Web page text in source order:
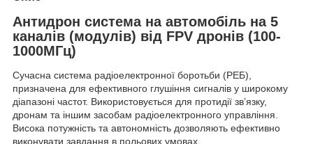
Антидрон система на автомобіль на 5
каналів (модулів) від FPV дронів (100-
1000МГц)
Сучасна система радіоелектронної боротьби (РЕБ),
призначена для ефективного глушіння сигналів у широкому
діапазоні частот. Використовується для протидії зв’язку,
дронам та іншим засобам радіоелектронного управління.
Висока потужність та автономність дозволяють ефективно
виконувати завдання в польових умовах.